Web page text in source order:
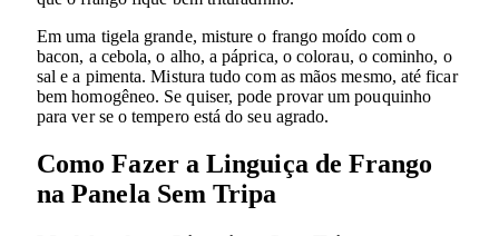
Em uma tigela grande, misture o frango moído com o
bacon, a cebola, o alho, a páprica, o colorau, o cominho, o
sal e a pimenta. Mistura tudo com as mãos mesmo, até ficar
bem homogêneo. Se quiser, pode provar um pouquinho
para ver se o tempero está do seu agrado.
Como Fazer a Linguiça de Frango
na Panela Sem Tripa